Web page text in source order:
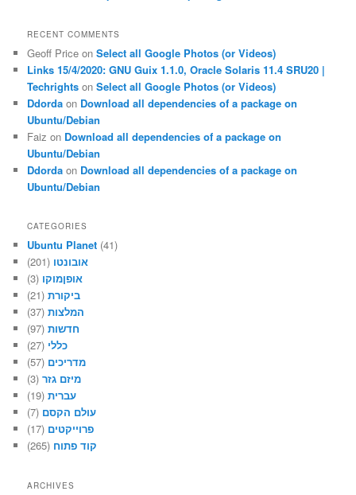
RECENT COMMENTS
Geoff Price onSelect all Google Photos (or Videos)
Links 15/4/2020: GNU Guix 1.1.0, Oracle Solaris 11.4 SRU20 |
Techrights onSelect all Google Photos (or Videos)
Ddorda on Download all dependencies of a package on
Ubuntu/Debian
Faiz on Download all dependencies of a package on
Ubuntu/Debian
Ddorda on Download all dependencies of a package on
Ubuntu/Debian
CATEGORIES
Ubuntu Planet (41)
אובונטו (201)
אופןמוקו (3)
ביקורת(21)
המלצות(37)
חדשות(97)
כללי (27)
מדריכים (57)
מיזם גזר(3)
עברית(19)
עולם הקסם (7)
פרוייקטים (17)
קוד פתוח (265)
ARCHIVES